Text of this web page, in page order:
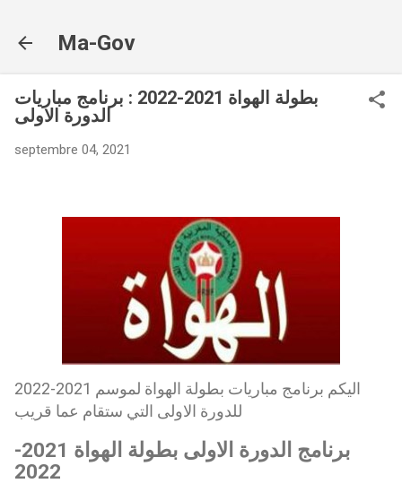
Ma-Gov
بطولة الهواة 2021-2022 : برنامج مباريات
الدورة الاولى
septembre 04, 2021
اليكم برنامج مباريات بطولة الهواة لموسم 2021-2022
برنامج الدورة الاولى بطولة الهواة 2021-
2022